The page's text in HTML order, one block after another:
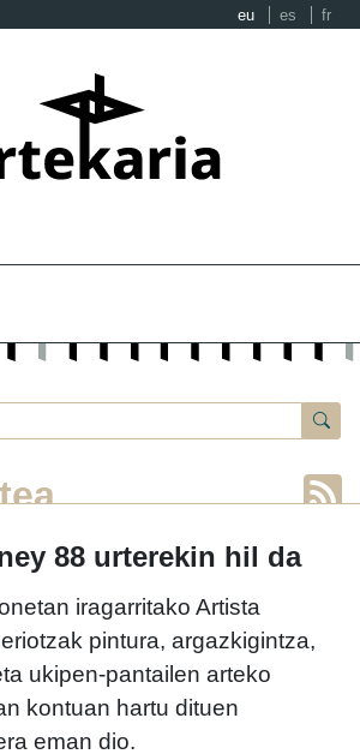
eu es fr
88 urterekin hil da
iragarritako Artista
pintura, argazkigintza,
ukipen-pantailen arteko
kontuan hartu dituen
eman dio.